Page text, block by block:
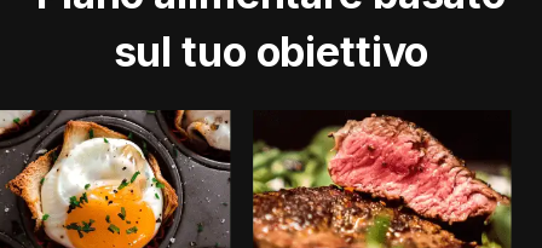
sul tuo obiettivo